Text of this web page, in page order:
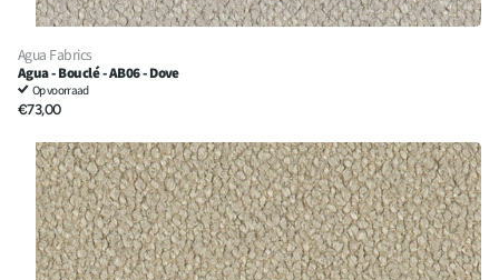
Agua Fabrics
Agua - Bouclé - AB06 - Dove
Op voorraad
€73,00